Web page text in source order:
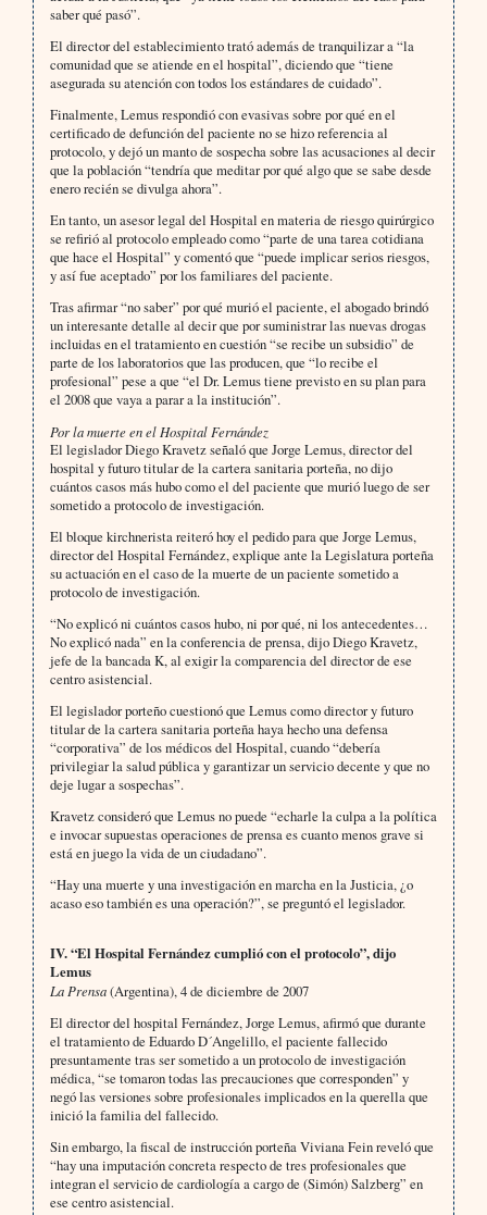
saber qué pasó”.
El director del establecimiento trató además de tranquilizar a “la
comunidad que se atiende en el hospital”, diciendo que “tiene
asegurada su atención con todos los estándares de cuidado”.
Finalmente, Lemus respondió con evasivas sobre por qué en el
certificado de defunción del paciente no se hizo referencia al
protocolo, y dejó un manto de sospecha sobre las acusaciones al decir
que la población “tendría que meditar por qué algo que se sabe desde
enero recién se divulga ahora”.
En tanto, un asesor legal del Hospital en materia de riesgo quirúrgico
se refirió al protocolo empleado como “parte de una tarea cotidiana
que hace el Hospital” y comentó que “puede implicar serios riesgos,
y así fue aceptado” por los familiares del paciente.
Tras afirmar “no saber” por qué murió el paciente, el abogado brindó
un interesante detalle al decir que por suministrar las nuevas drogas
incluidas en el tratamiento en cuestión “se recibe un subsidio” de
parte de los laboratorios que las producen, que “lo recibe el
profesional” pese a que “el Dr. Lemus tiene previsto en su plan para
el 2008 que vaya a parar a la institución”.
Por la muerte en el Hospital Fernández
El legislador Diego Kravetz señaló que Jorge Lemus, director del
hospital y futuro titular de la cartera sanitaria porteña, no dijo
cuántos casos más hubo como el del paciente que murió luego de ser
sometido a protocolo de investigación.
El bloque kirchnerista reiteró hoy el pedido para que Jorge Lemus,
director del Hospital Fernández, explique ante la Legislatura porteña
su actuación en el caso de la muerte de un paciente sometido a
protocolo de investigación.
“No explicó ni cuántos casos hubo, ni por qué, ni los antecedentes…
No explicó nada” en la conferencia de prensa, dijo Diego Kravetz,
jefe de la bancada K, al exigir la comparencia del director de ese
centro asistencial.
El legislador porteño cuestionó que Lemus como director y futuro
titular de la cartera sanitaria porteña haya hecho una defensa
“corporativa” de los médicos del Hospital, cuando “debería
privilegiar la salud pública y garantizar un servicio decente y que no
deje lugar a sospechas”.
Kravetz consideró que Lemus no puede “echarle la culpa a la política
e invocar supuestas operaciones de prensa es cuanto menos grave si
está en juego la vida de un ciudadano”.
“Hay una muerte y una investigación en marcha en la Justicia, ¿o
acaso eso también es una operación?”, se preguntó el legislador.
IV. “El Hospital Fernández cumplió con el protocolo”, dijo
Lemus
La Prensa(Argentina), 4 de diciembre de 2007
El director del hospital Fernández, Jorge Lemus, afirmó que durante
el tratamiento de Eduardo D´Angelillo, el paciente fallecido
presuntamente tras ser sometido a un protocolo de investigación
médica, “se tomaron todas las precauciones que corresponden” y
negó las versiones sobre profesionales implicados en la querella que
inició la familia del fallecido.
Sin embargo, la fiscal de instrucción porteña Viviana Fein reveló que
“hay una imputación concreta respecto de tres profesionales que
integran el servicio de cardiología a cargo de (Simón) Salzberg” en
ese centro asistencial.